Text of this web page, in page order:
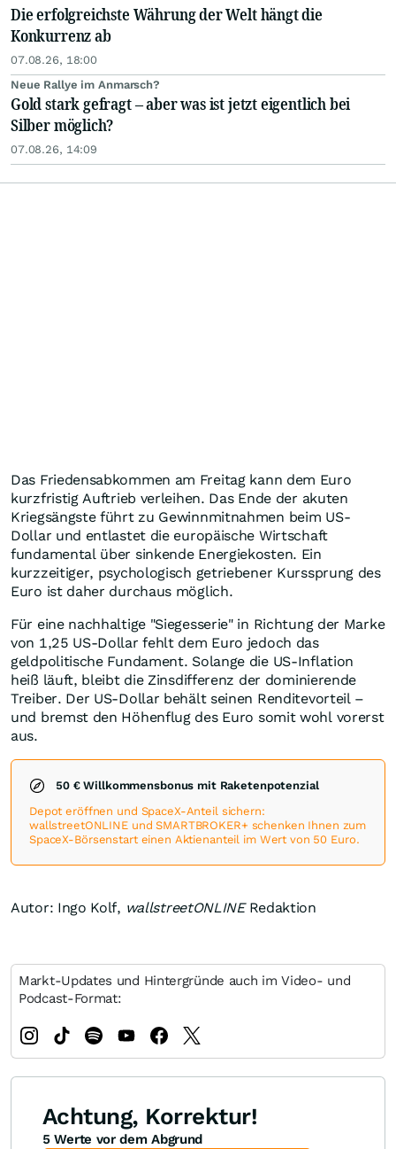
Die erfolgreichste Währung der Welt hängt die
Konkurrenz ab
07.08.26, 18:00
Neue Rallye im Anmarsch?
Gold stark gefragt – aber was ist jetzt eigentlich bei
Silber möglich?
07.08.26, 14:09
Das Friedensabkommen am Freitag kann dem Euro
kurzfristig Auftrieb verleihen. Das Ende der akuten
Kriegsängste führt zu Gewinnmitnahmen beim US-
Dollar und entlastet die europäische Wirtschaft
fundamental über sinkende Energiekosten. Ein
kurzzeitiger, psychologisch getriebener Kurssprung des
Euro ist daher durchaus möglich.
Für eine nachhaltige "Siegesserie" in Richtung der Marke
von 1,25 US-Dollar fehlt dem Euro jedoch das
geldpolitische Fundament. Solange die US-Inflation
heiß läuft, bleibt die Zinsdifferenz der dominierende
Treiber. Der US-Dollar behält seinen Renditevorteil –
und bremst den Höhenflug des Euro somit wohl vorerst
aus.
50 € Willkommensbonus mit Raketenpotenzial
Depot eröffnen und SpaceX-Anteil sichern:
wallstreetONLINE und SMARTBROKER+ schenken Ihnen zum
SpaceX-Börsenstart einen Aktienanteil im Wert von 50 Euro.
Autor: Ingo Kolf, wallstreetONLINERedaktion
Markt-Updates und Hintergründe auch im Video- und
Podcast-Format:
Achtung, Korrektur!
5 Werte vor dem Abgrund